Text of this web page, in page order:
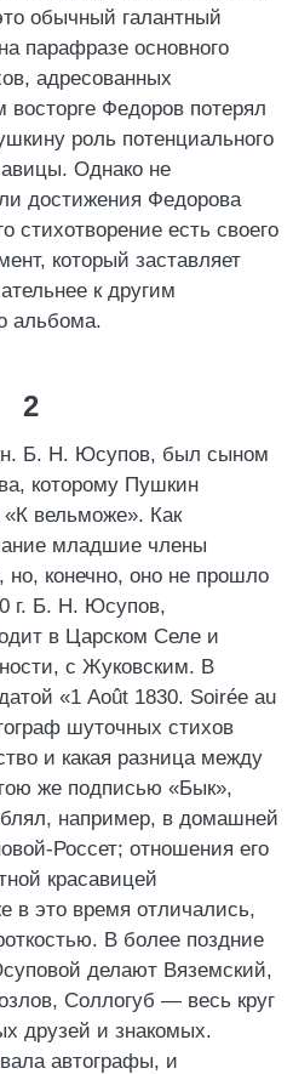
обычный галантный
парафразе основного
адресованных
Федоров потерял
роль потенциального
Однако не
достижения Федорова
стихотворение есть своего
который заставляет
к другим
альбома.
2
Б. Н. Юсупов, был сыном
которому Пушкин
вельможе». Как
младшие члены
конечно, оно не прошло
г. Б. Н. Юсупов,
в Царском Селе и
с Жуковским. В
«1 Août 1830. Soirée au
шуточных стихов
и какая разница между
же подписью «Бык»,
например, в домашней
Россет; отношения его
красавицей
в это время отличались,
В более поздние
делают Вяземский,
Соллогуб — весь круг
друзей и знакомых.
автографы, и